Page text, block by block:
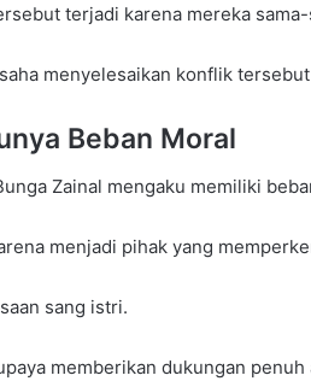
terjadi karena mereka
menyelesaikan konflik
Beban Moral
Zainal mengaku memiliki
menjadi pihak yang
sang istri.
memberikan dukungan